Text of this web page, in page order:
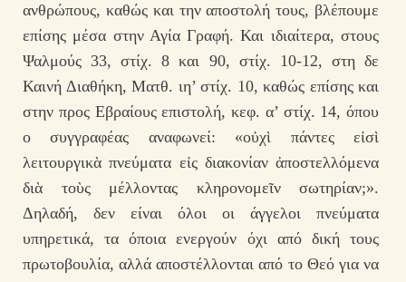
ανθρώπους, καθώς και την αποστολή τους, βλέπουμε
επίσης μέσα στην Αγία Γραφή. Και ιδιαίτερα, στους
Ψαλμούς 33, στίχ. 8 και 90, στίχ. 10-12, στη δε
Καινή Διαθήκη, Ματθ. ιη’ στίχ. 10, καθώς επίσης και
στην προς Εβραίους επιστολή, κεφ. α’ στίχ. 14, όπου
ο συγγραφέας αναφωνεί: «οὐχὶ πάντες εἰσὶ
λειτουργικὰ πνεύματα εἰς διακονίαν ἀποστελλόμενα
διὰ τοὺς μέλλοντας κληρονομεῖν σωτηρίαν;».
Δηλαδή, δεν είναι όλοι οι άγγελοι πνεύματα
υπηρετικά, τα όποια ενεργούν όχι από δική τους
πρωτοβουλία, αλλά αποστέλλονται από το Θεό για να